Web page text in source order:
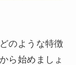
のような特徴
ら始めましょ